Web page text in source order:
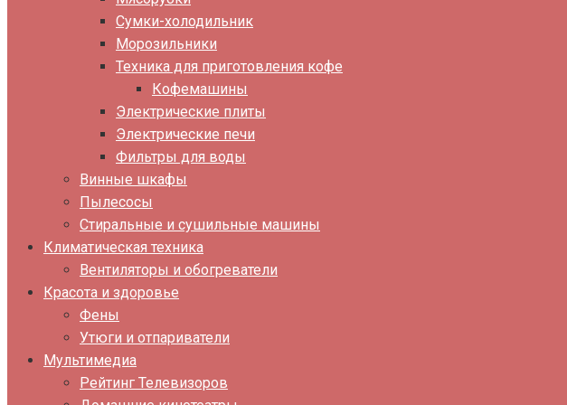
Сумки-холодильник
Морозильники
Техника для приготовления кофе
Кофемашины
Электрические плиты
Электрические печи
Фильтры для воды
Винные шкафы
Пылесосы
Стиральные и сушильные машины
Климатическая техника
Вентиляторы и обогреватели
Красота и здоровье
Фены
Утюги и отпариватели
Мультимедиа
Рейтинг Телевизоров